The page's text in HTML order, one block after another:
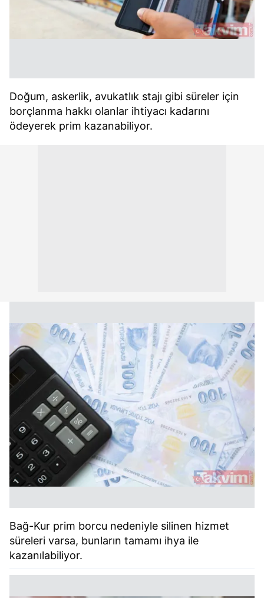
Doğum, askerlik, avukatlık stajı gibi süreler için
borçlanma hakkı olanlar ihtiyacı kadarını
ödeyerek prim kazanabiliyor.
Bağ-Kur prim borcu nedeniyle silinen hizmet
süreleri varsa, bunların tamamı ihya ile
kazanılabiliyor.